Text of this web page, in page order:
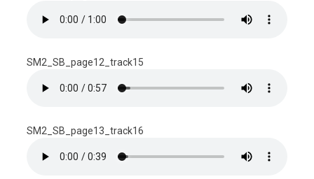
SM2_SB_page12_track15
SM2_SB_page13_track16